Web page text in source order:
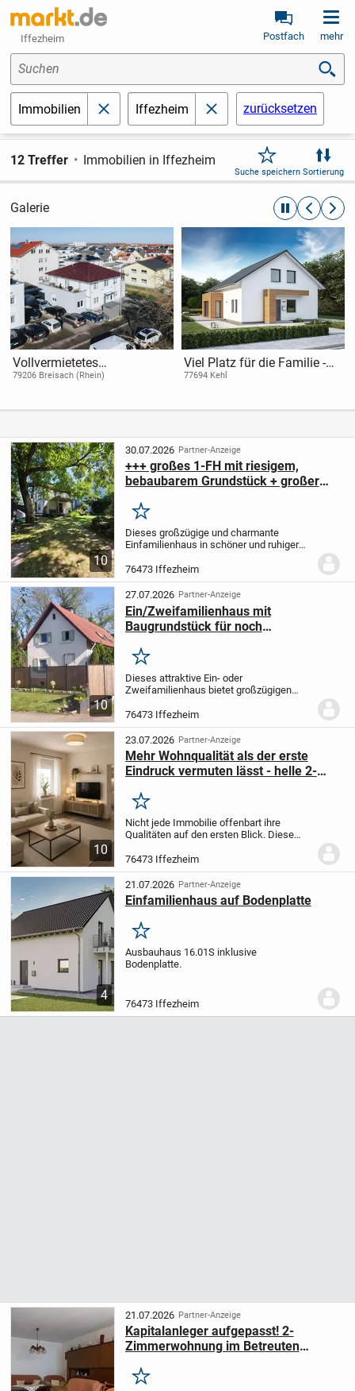
Iffezheim Postfach mehr
Suchen
Immobilien schließenIffezheim schließenzurücksetzen
12 Treffer Immobilien in Iffezheim
Suche speichern Sortierung
Galerie automatische
Vollvermietetes
Mehrfamilienhaus mit 3
79206 Breisach (Rhein)
Viel Platz für die Familie -
Jetzt einziehen!
77694 Kehl
10
30.07.2026 Partner-Anzeige
+++ großes 1-FH mit riesigem,
bebaubarem Grundstück + großer
+++Merken
Dieses großzügige und charmante
Einfamilienhaus in schöner und ruhiger
Wohnfläche und einem ca. 874 m²
großem, bebaubarem Grundstück sowie
einem großen Garten...
76473 Iffezheim
10
27.07.2026 Partner-Anzeige
Ein/Zweifamilienhaus mit
Baugrundstück für noch
Merken
Dieses attraktive Ein- oder
Zweifamilienhaus bietet großzügigen
eignet sich ideal für Familien, die viel
Platz und Flexibilität suchen. Das Haus ist
vollständig...
76473 Iffezheim
10
23.07.2026 Partner-Anzeige
Mehr Wohnqualität als der erste
Eindruck vermuten lässt - helle 2-
Merken
Nicht jede Immobilie offenbart ihre
Qualitäten auf den ersten Blick. Diese
hervorragendes Beispiel dafür: Während
das äußere Erscheinungsbild des Hauses
künftig von Modernisie...
76473 Iffezheim
4
21.07.2026 Partner-Anzeige
Einfamilienhaus auf Bodenplatte
Merken
Ausbauhaus 16.01S inklusive
Bodenplatte.
76473 Iffezheim
21.07.2026 Partner-Anzeige
Kapitalanleger aufgepasst! 2-
Zimmerwohnung im Betreuten
Merken